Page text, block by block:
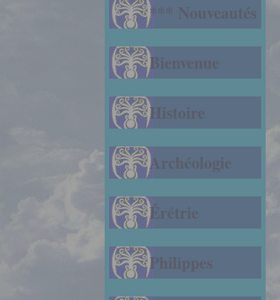
*** Nouveautés
Bienvenue
Histoire
Archéologie
Érétrie
Philippes